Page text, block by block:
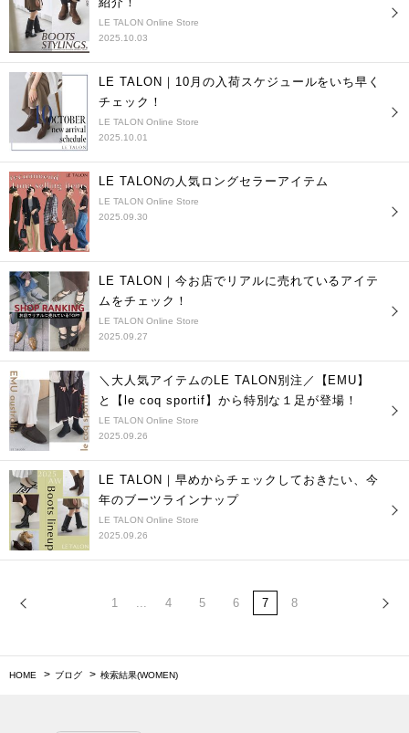
LE TALON Online Store
2025.10.03
LE TALON｜10月の入荷スケジュールをいち早く
チェック！
LE TALON Online Store
2025.10.01
LE TALONの人気ロングセラーアイテム
LE TALON Online Store
2025.09.30
LE TALON｜今お店でリアルに売れているアイテ
ムをチェック！
LE TALON Online Store
2025.09.27
＼大人気アイテムのLE TALON別注／【EMU】
と【le coq sportif】から特別な１足が登場！
LE TALON Online Store
2025.09.26
LE TALON｜早めからチェックしておきたい、今
年のブーツラインナップ
LE TALON Online Store
2025.09.26
1 ... 4 5 6 7 8
HOME ブログ 検索結果(WOMEN)